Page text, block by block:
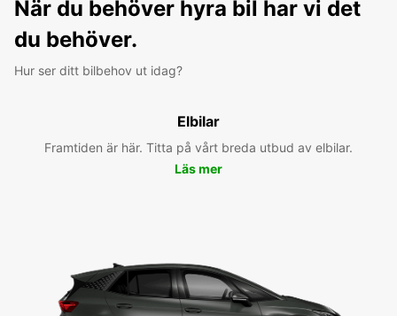
När du behöver hyra bil har vi det
du behöver.
Hur ser ditt bilbehov ut idag?
Elbilar
Framtiden är här. Titta på vårt breda utbud av elbilar.
Läs mer